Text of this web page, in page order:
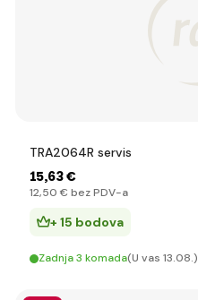
TRA2064R servis
15,63 €
12,50 € bez PDV-a
+ 15 bodova
Zadnja 3 komada(U vas 13.08.)